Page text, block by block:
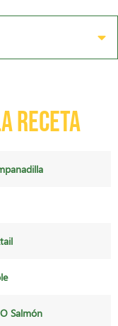
receta
Salmón